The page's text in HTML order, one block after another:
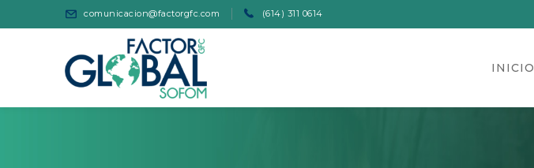
comunicacion@factorgfc.com (614) 311 0614
INICIO